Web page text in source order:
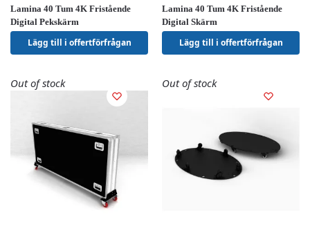
Lamina 40 Tum 4K Fristående
Digital Pekskärm
Lägg till i offertförfrågan
Lamina 40 Tum 4K Fristående
Digital Skärm
Lägg till i offertförfrågan
Out of stock Out of stock